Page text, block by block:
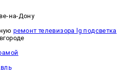
на-Дону
ремонт телевизора lg подсветка